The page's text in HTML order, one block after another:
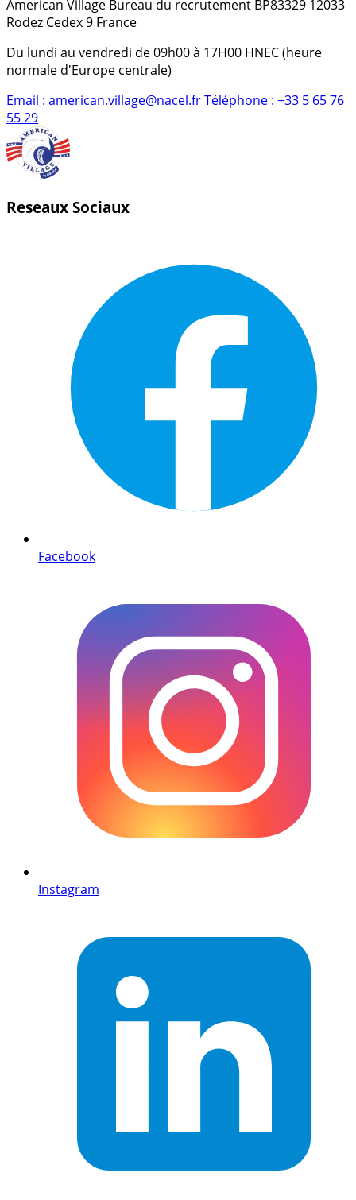
American Village Bureau du recrutement BP83329 12033
Rodez Cedex 9 France
Du lundi au vendredi de 09h00 à 17H00 HNEC (heure
normale d'Europe centrale)
Email : american.village@nacel.frTéléphone : +33 5 65 76
55 29
Reseaux Sociaux
Facebook
Instagram